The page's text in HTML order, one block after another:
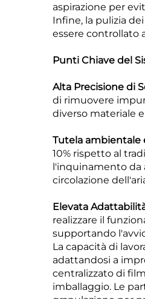
aspirazione per
Infine, la pulizia
essere controllato
Punti Chiave del
Alta Precisione di
di rimuovere
diverso materiale
Tutela ambientale
10% rispetto al
l'inquinamento da
circolazione
Elevata
realizzare il
supportando
La capacità di
adattandosi a
centralizzato di
imballaggio. Le